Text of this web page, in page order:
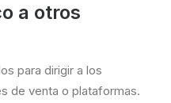
a otros
para dirigir a los
de venta o plataformas.